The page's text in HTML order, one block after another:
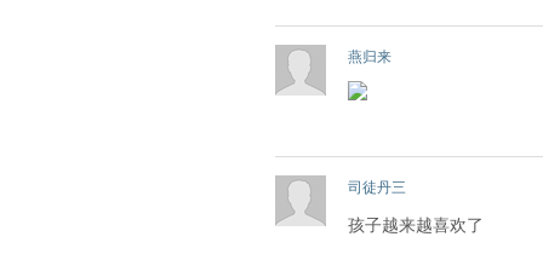
燕归来
司徒丹三
孩子越来越喜欢了